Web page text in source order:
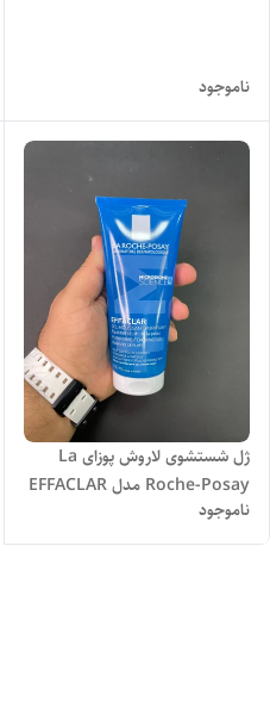
ناموجود
ژل شستشوی لاروش پوزای La
Roche-Posay مدل EFFACLAR
| حجم 200 میل اصل
ناموجود